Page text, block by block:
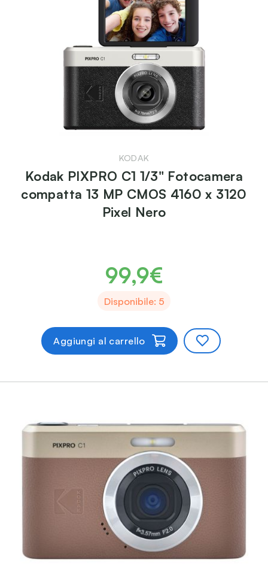
KODAK
Kodak PIXPRO C1 1/3" Fotocamera
compatta 13 MP CMOS 4160 x 3120
Pixel Nero
99,9€
Disponibile: 5
Aggiungi al carrello